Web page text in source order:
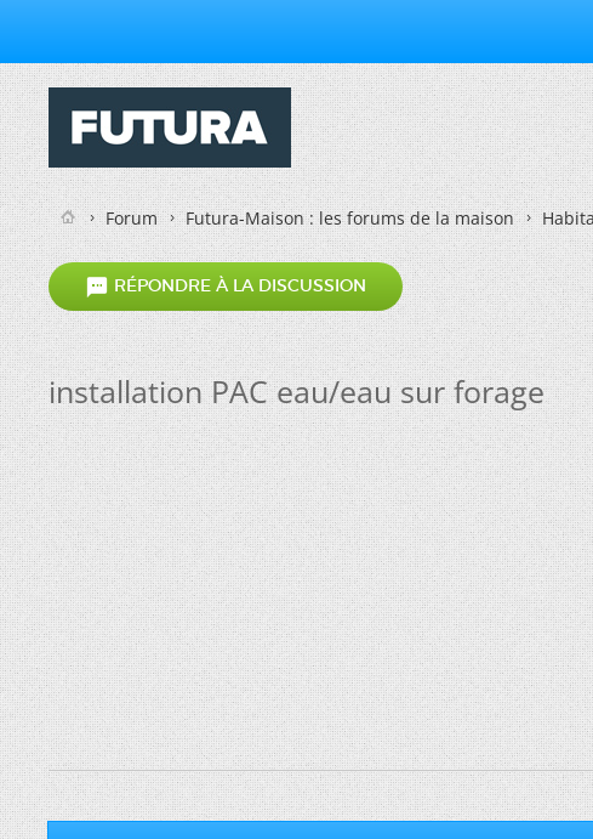
Forum Futura-Maison : les forums de la maison
 RÉPONDRE À LA DISCUSSION
installation PAC eau/eau sur forage